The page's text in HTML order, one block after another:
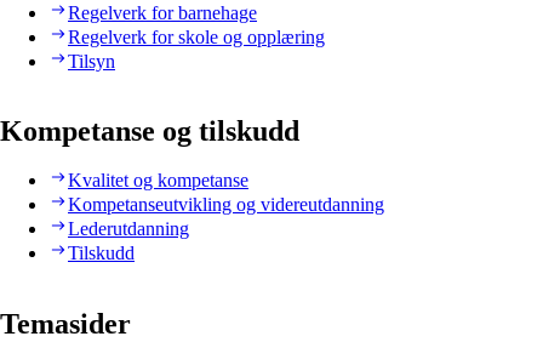
Regelverk for barnehage
Regelverk for skole og opplæring
Tilsyn
Kompetanse og tilskudd
Kvalitet og kompetanse
Kompetanseutvikling og videreutdanning
Lederutdanning
Tilskudd
Temasider